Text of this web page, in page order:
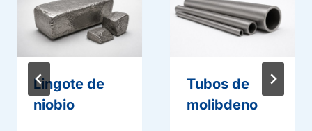
Lingote de
niobio
Tubos de
molibdeno